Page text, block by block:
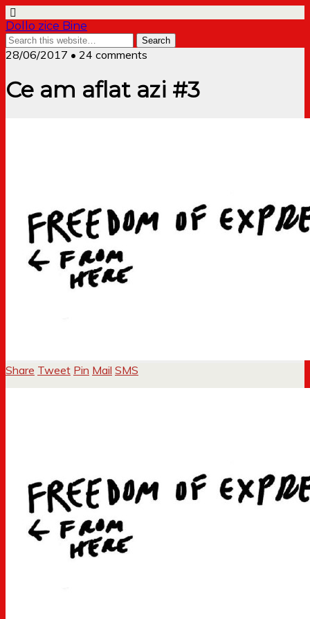
Dollo zice Bine
28/06/2017 • 24 comments
Ce am aflat azi #3
Share Tweet Pin Mail SMS